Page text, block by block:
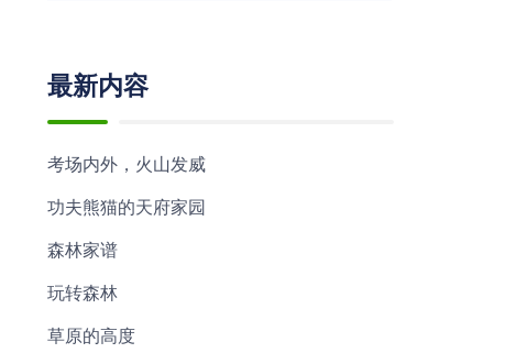
最新内容
考场内外，火山发威
功夫熊猫的天府家园
森林家谱
玩转森林
草原的高度